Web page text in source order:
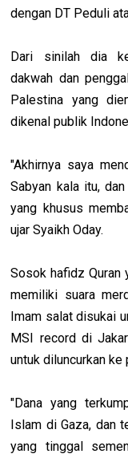
dengan DT Peduli
Dari sinilah dia
dakwah dan
Palestina yang
dikenal publik
"Akhirnya saya
Sabyan kala itu,
yang khusus
ujar Syaikh Oday.
Sosok hafidz Quran
memiliki suara
Imam salat disukai
MSI record di
untuk diluncurkan ke
"Dana yang
Islam di Gaza, dan
yang tinggal